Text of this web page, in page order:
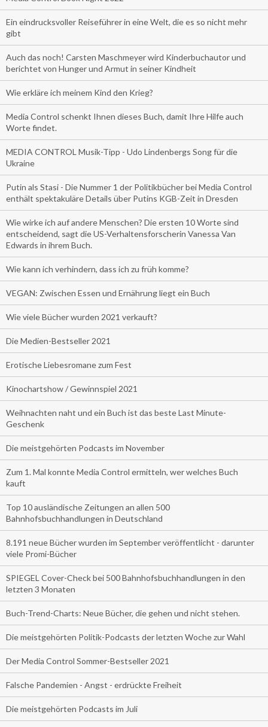
Ein eindrucksvoller Reiseführer in eine Welt, die es so nicht mehr
gibt
Auch das noch! Carsten Maschmeyer wird Kinderbuchautor und
berichtet von Hunger und Armut in seiner Kindheit
Wie erkläre ich meinem Kind den Krieg?
Media Control schenkt Ihnen dieses Buch, damit Ihre Hilfe auch
Worte findet.
MEDIA CONTROL Musik-Tipp - Udo Lindenbergs Song für die
Ukraine
Putin als Stasi - Die Nummer 1 der Politikbücher bei Media Control
enthält spektakuläre Details über Putins KGB-Zeit in Dresden
Wie wirke ich auf andere Menschen? Die ersten 10 Worte sind
entscheidend, sagt die US-Verhaltensforscherin Vanessa Van
Edwards in ihrem Buch.
Wie kann ich verhindern, dass ich zu früh komme?
VEGAN: Zwischen Essen und Ernährung liegt ein Buch
Wie viele Bücher wurden 2021 verkauft?
Die Medien-Bestseller 2021
Erotische Liebesromane zum Fest
Kinochartshow / Gewinnspiel 2021
Weihnachten naht und ein Buch ist das beste Last Minute-
Geschenk
Die meistgehörten Podcasts im November
Zum 1. Mal konnte Media Control ermitteln, wer welches Buch
kauft
Top 10 ausländische Zeitungen an allen 500
Bahnhofsbuchhandlungen in Deutschland
8.191 neue Bücher wurden im September veröffentlicht - darunter
viele Promi-Bücher
SPIEGEL Cover-Check bei 500 Bahnhofsbuchhandlungen in den
letzten 3 Monaten
Buch-Trend-Charts: Neue Bücher, die gehen und nicht stehen.
Die meistgehörten Politik-Podcasts der letzten Woche zur Wahl
Der Media Control Sommer-Bestseller 2021
Falsche Pandemien - Angst - erdrückte Freiheit
Die meistgehörten Podcasts im Juli